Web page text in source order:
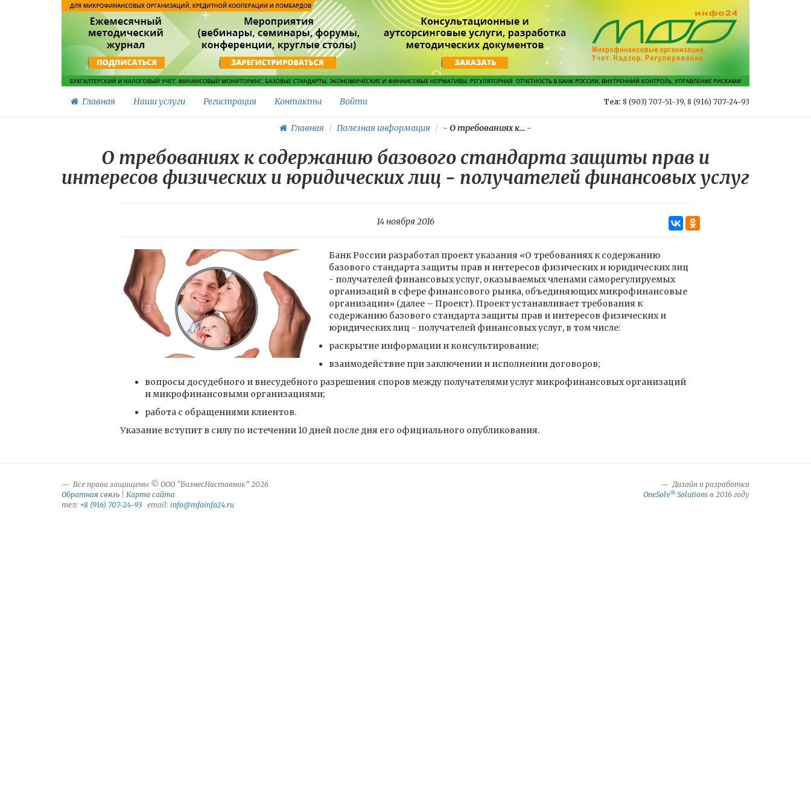
Главная Наши услуги Регистрация Контакты Войти Тел: 8 (903) 707-51-39, 8 (916) 707-24-93
Главная Полезная информация - О требованиях к... -
О требованиях к содержанию базового стандарта защиты прав и
интересов физических и юридических лиц - получателей финансовых услуг
14 ноября 2016
Банк России разработал проект указания «О требованиях к содержанию
базового стандарта защиты прав и интересов физических и юридических лиц
- получателей финансовых услуг, оказываемых членами cаморегулируемых
организаций в сфере финансового рынка, объединяющих микрофинансовые
организации» (далее – Проект). Проект устанавливает требования к
содержанию базового стандарта защиты прав и интересов физических и
юридических лиц - получателей финансовых услуг, в том числе:
раскрытие информации и консультирование;
взаимодействие при заключении и исполнении договоров;
вопросы досудебного и внесудебного разрешения споров между получателями услуг микрофинансовых организаций
и микрофинансовыми организациями;
работа с обращениями клиентов.
Указание вступит в силу по истечении 10 дней после дня его официального опубликования.
Все права защищены © ООО "БизнесНаставник" 2026
Обратная связь
Карта сайта
тел: +8 (916) 707-24-93 email: info@mfoinfo24.ru
Дизайн и разработка
OneSolv® Solutions в 2016 году